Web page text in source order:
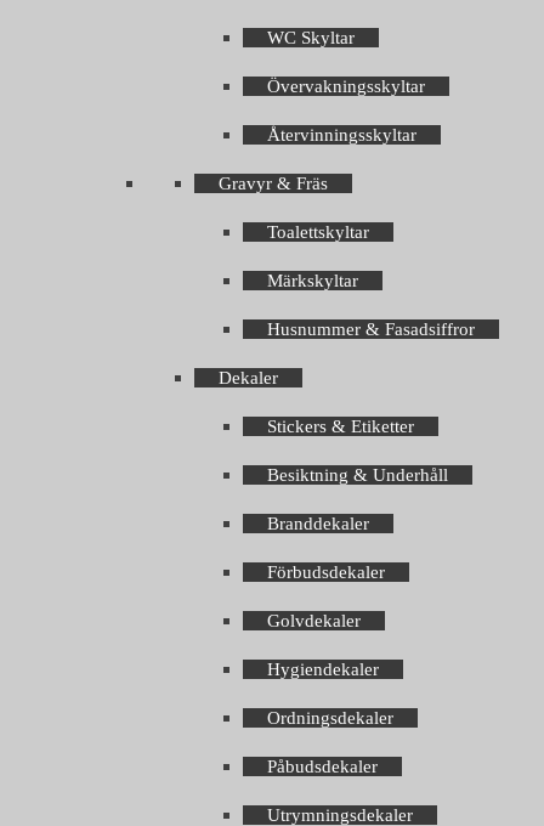
WC Skyltar
Övervakningsskyltar
Återvinningsskyltar
Gravyr & Fräs
Toalettskyltar
Märkskyltar
Husnummer & Fasadsiffror
Dekaler
Stickers & Etiketter
Besiktning & Underhåll
Branddekaler
Förbudsdekaler
Golvdekaler
Hygiendekaler
Ordningsdekaler
Påbudsdekaler
Utrymningsdekaler